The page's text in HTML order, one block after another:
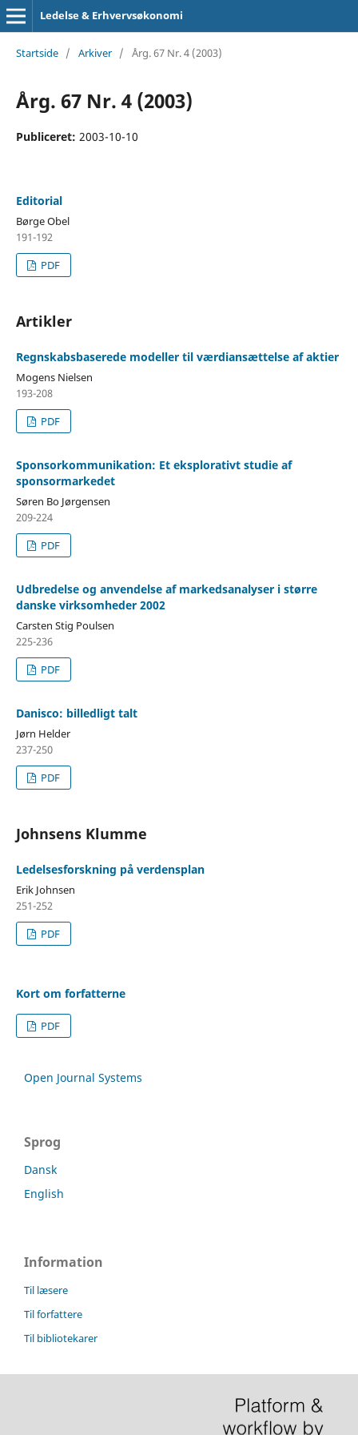
Ledelse & Erhvervsøkonomi
Startside / Arkiver / Årg. 67 Nr. 4 (2003)
Årg. 67 Nr. 4 (2003)
Publiceret: 2003-10-10
Editorial
Børge Obel
191-192
PDF
Artikler
Regnskabsbaserede modeller til værdiansættelse af aktier
Mogens Nielsen
193-208
PDF
Sponsorkommunikation: Et eksplorativt studie af
sponsormarkedet
Søren Bo Jørgensen
209-224
PDF
Udbredelse og anvendelse af markedsanalyser i større
danske virksomheder 2002
Carsten Stig Poulsen
225-236
PDF
Danisco: billedligt talt
Jørn Helder
237-250
PDF
Johnsens Klumme
Ledelsesforskning på verdensplan
Erik Johnsen
251-252
PDF
Kort om forfatterne
PDF
Open Journal Systems
Sprog
Dansk
English
Information
Til læsere
Til forfattere
Til bibliotekarer